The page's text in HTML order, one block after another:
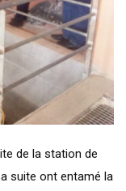
de la station de
suite ont entamé la